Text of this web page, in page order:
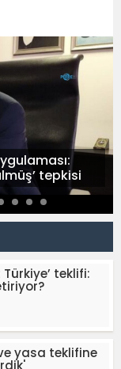
tepkisi
teklifi:
yasa teklifine